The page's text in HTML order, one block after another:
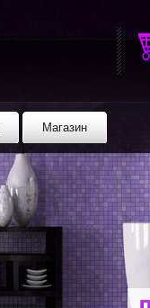
Магазин